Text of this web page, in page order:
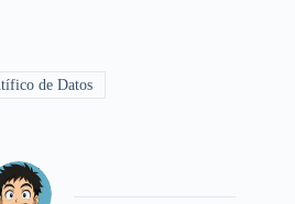
de Datos